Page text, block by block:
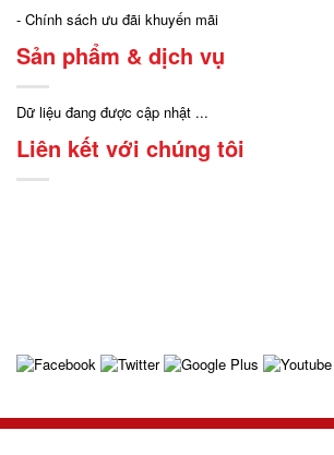
- Chính sách ưu đãi khuyến mãi
Sản phẩm & dịch vụ
Dữ liệu đang được cập nhật ...
Liên kết với chúng tôi